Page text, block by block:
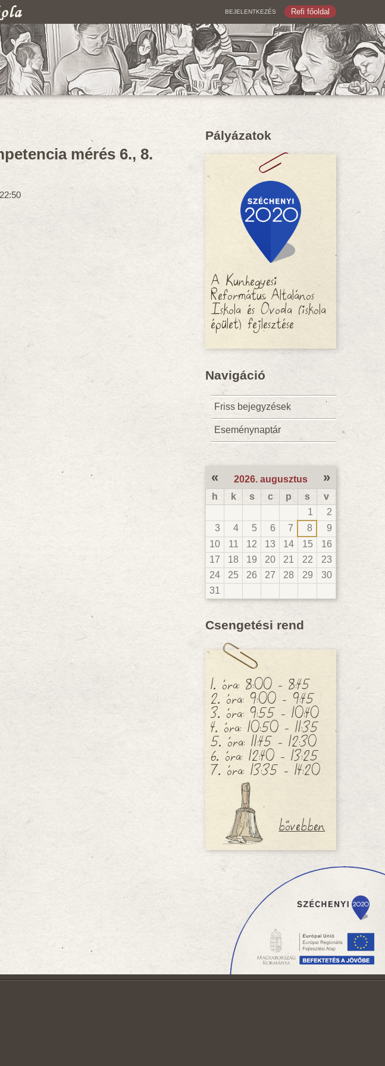
Refi főoldal
BEJELENTKEZÉS
mérés 6., 8.
Pályázatok
A Kunhegyesi
Református Általános
Iskola és Óvoda (iskola
épület) fejlesztése
Navigáció
Friss bejegyzések
Eseménynaptár
2026. augusztus
« »
h k s c p s
v
1
2
3
4 5 6 7 8
9
10
11 12 13 14 15
16
17
18 19 20 21 22
23
24
25 26 27 28 29
30
31
Csengetési rend
1. óra: 8:00 - 8:45
2. óra: 9:00 - 9:45
3. óra: 9:55 - 10:40
4. óra: 10:50 - 11:35
5. óra: 11:45 - 12:30
6. óra: 12:40 - 13:25
7. óra: 13:35 - 14:20
bővebben